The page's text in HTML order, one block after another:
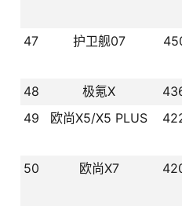
47
护卫舰07
48 极氪X
49
欧尚X5/X5 PLUS
50
欧尚X7